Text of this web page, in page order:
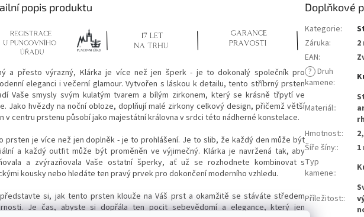
popis produktu
a přesto výrazný, Klárka je více než jen šperk - je to dokonalý společník pro
eleganci i večerní glamour. Vytvořen s láskou k detailu, tento stříbrný prsten
Vaše smysly svým kulatým tvarem a bílým zirkonem, který se krásně třpytí ve
Jako hvězdy na noční obloze, doplňují malé zirkony celkový design, přičemž větší
v centru prstenu působí jako majestátní královna v srdci této nádherné konstelace.
prsten je více než jen doplněk - je to prohlášení. Je to slib, že každý den může být
a každý outfit může být proměněn ve výjimečný. Klárka je navržená tak, aby
a zvýrazňovala Vaše ostatní šperky, ať už se rozhodnete kombinovat s
kousky nebo hledáte ten pravý prvek pro dokončení moderního vzhledu.
si, jak tento prsten klouže na Váš prst a okamžitě se stáváte středem
Je čas, abyste si dopřála ten pocit sebevědomí a elegance, který jen
Doplňkové
Kategorie:
Záruka:
EAN:
? Druh
kamene:
Materiál::
Hmotnost::
Šíře šíny::
1
Typ
kamene::
Příležitost::